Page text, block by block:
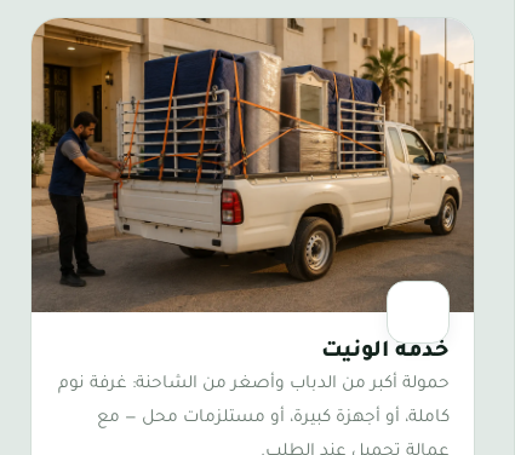
أوسط الأحجام
خدمة الونيت
حمولة أكبر من الدباب وأصغر من الشاحنة: غرفة نوم
كاملة، أو أجهزة كبيرة، أو مستلزمات محل — مع